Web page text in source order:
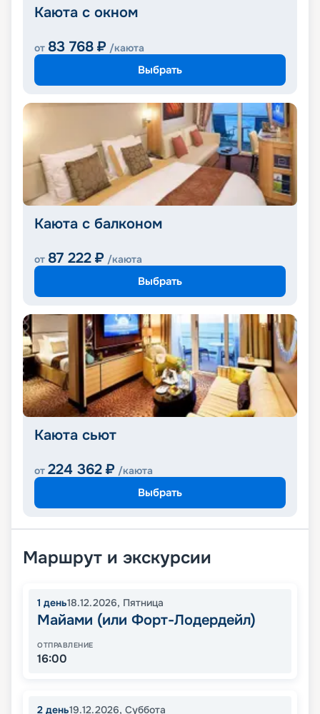
Каюта с окном
от 83 768 ₽ /каюта
Выбрать
Каюта с балконом
от 87 222 ₽ /каюта
Выбрать
Каюта сьют
от 224 362 ₽ /каюта
Выбрать
Маршрут и экскурсии
1 день18.12.2026, Пятница
Майами (или Форт-Лодердейл)
ОТПРАВЛЕНИЕ
16:00
2 день19.12.2026, Суббота